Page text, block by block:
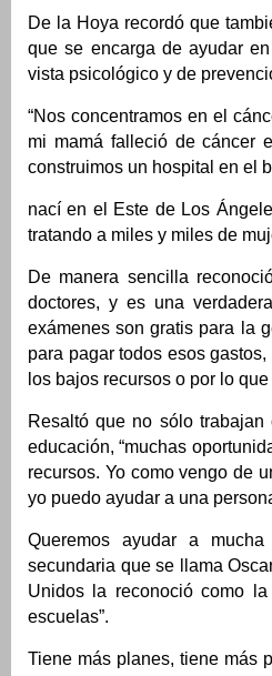
De la Hoya recordó que
que se encarga de ayudar
vista psicológico y de
“Nos concentramos en el
mi mamá falleció de cáncer
construimos un hospital en el
nací en el Este de Los
tratando a miles y miles de
De manera sencilla
doctores, y es una
exámenes son gratis para la
para pagar todos esos
los bajos recursos o por lo que
Resaltó que no sólo
educación, “muchas
recursos. Yo como vengo de
yo puedo ayudar a una
Queremos ayudar a
secundaria que se llama
Unidos la reconoció como
escuelas”.
Tiene más planes, tiene más